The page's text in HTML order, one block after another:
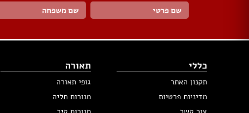
כללי
תקנון האתר
מדיניות פרטיות
תאורה
גופי תאורה
מנורות תליה